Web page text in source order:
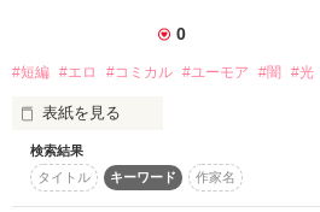
0
#短編 #エロ #コミカル #ユーモア #闇 #光
表紙を見る
この筆は夢や欲望.....闇を綴る
検索結果
タイトル
キーワード 作家名